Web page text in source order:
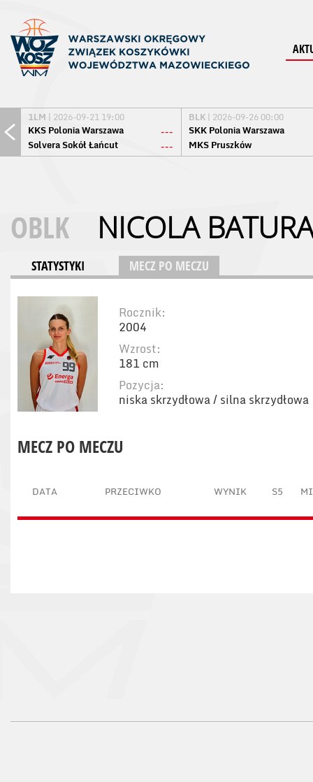
1LM | 2026-09-21 19:00
KKS Polonia Warszawa
---
Solvera Sokół Łańcut
---
BLK | 2026-09-26 00:00
SKK Polonia Warszawa
MKS Pruszków
OBLK NICOLA BATURA
STATYSTYKI MECZ PO MECZU
Rocznik:
2004
Wzrost:
181 cm
Pozycja:
niska skrzydłowa / silna skrzydłowa
MECZ PO MECZU
DATA PRZECIWKO WYNIK S5